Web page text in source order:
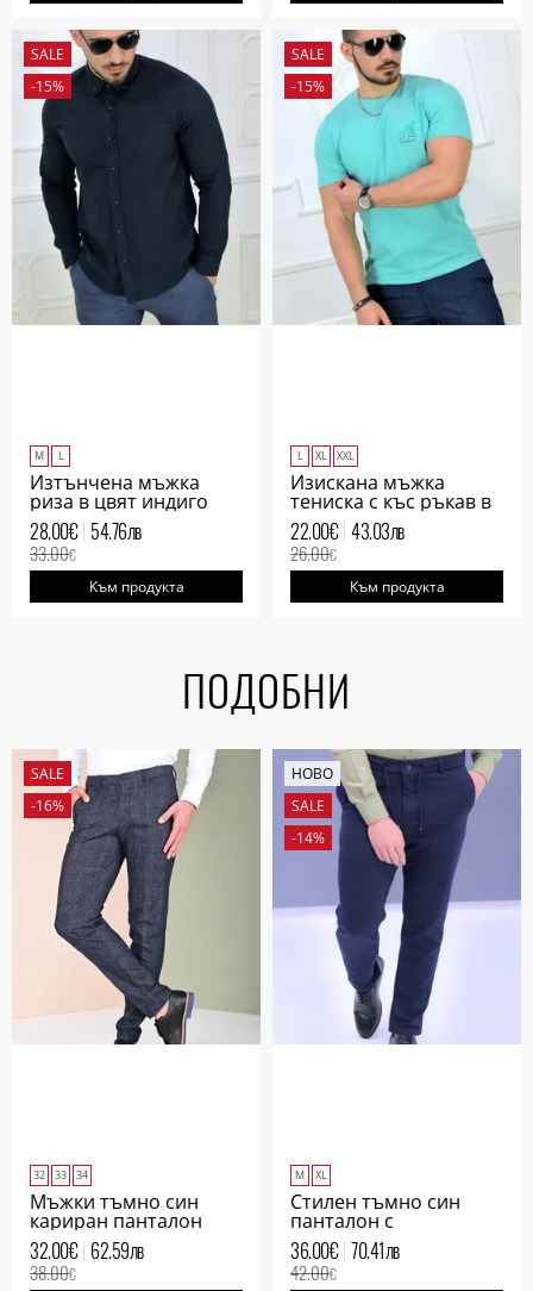
SALE
-15%
M L
Изтънчена мъжка
риза в цвят индиго
лен
28.00€ 54.76лв
33.00€
Към продукта
SALE
-15%
L XL XXL
Изискана мъжка
тениска с къс ръкав в
цвят минт
22.00€ 43.03лв
26.00€
Към продукта
ПОДОБНИ
SALE
-16%
32 33 34
Мъжки тъмно син
кариран панталон
32.00€ 62.59лв
38.00€
НОВО
SALE
-14%
M XL
Стилен тъмно син
панталон с
италиански джоб от
Gipe
36.00€ 70.41лв
42.00€